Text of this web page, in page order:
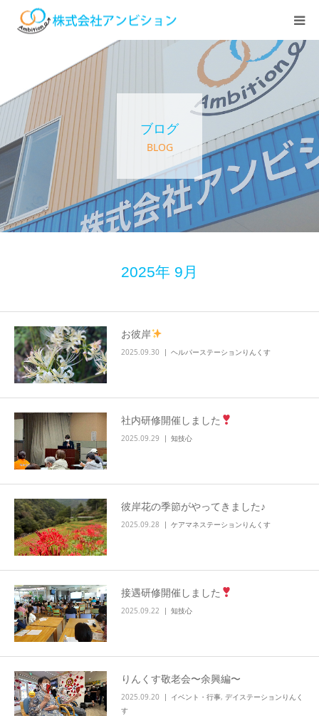
ブログ
BLOG
2025年 9月
お彼岸
2025.09.30 ヘルパーステーションりんくす
社内研修開催しました
2025.09.29 知技心
彼岸花の季節がやってきました♪
2025.09.28 ケアマネステーションりんくす
接遇研修開催しました
2025.09.22 知技心
りんくす敬老会〜余興編〜
2025.09.20 イベント・行事, デイステーションりんく
す
アンビションについて
サービス紹介
デイステーション
居宅介護・訪問介護
info